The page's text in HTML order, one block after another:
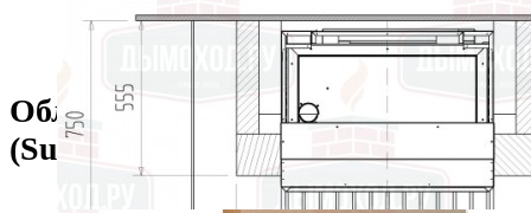
Камины
Облицовки каминные
Облицовка FLEURAC 2 dore (Supra)
Облицовка FLEURAC 2 dore
(Supra)